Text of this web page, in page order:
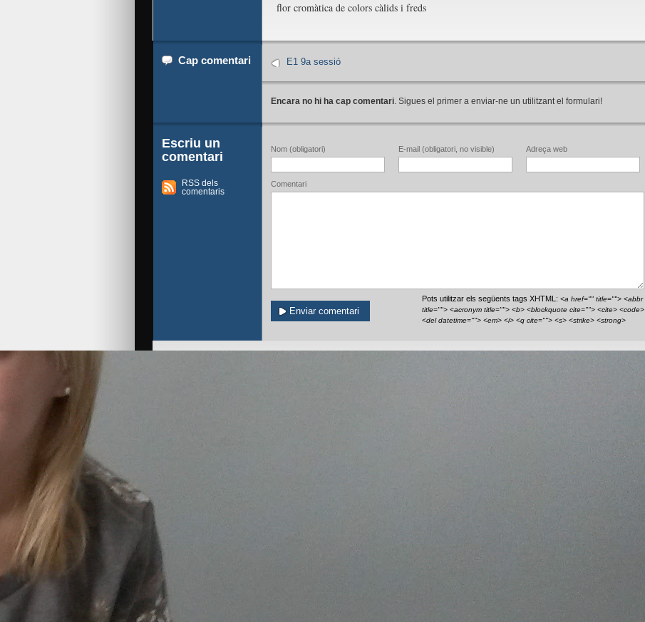
flor cromàtica de colors càlids i freds
Cap comentari E1 9a sessió
Encara no hi ha cap comentari. Sigues el primer a enviar-ne un utilitzant el formulari!
Escriu un
comentari
RSS dels
comentaris
Nom (obligatori) E-mail (obligatori, no visible) Adreça web
Comentari
Pots utilitzar els següents tags XHTML:<a href="" title=""> <abbr
title=""> <acronym title=""> <b> <blockquote cite=""> <cite> <code>
<del datetime=""> <em> <i> <q cite=""> <s> <strike> <strong>